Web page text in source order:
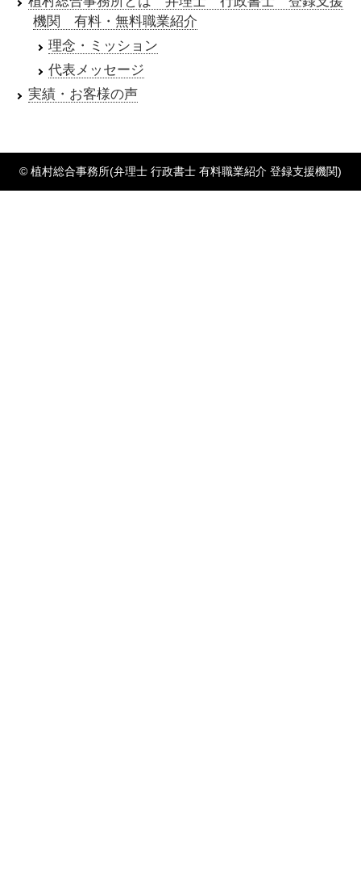
機関 有料・無料職業紹介
理念・ミッション
代表メッセージ
実績・お客様の声
© 植村総合事務所(弁理士 行政書士 有料職業紹介 登録支援機関)